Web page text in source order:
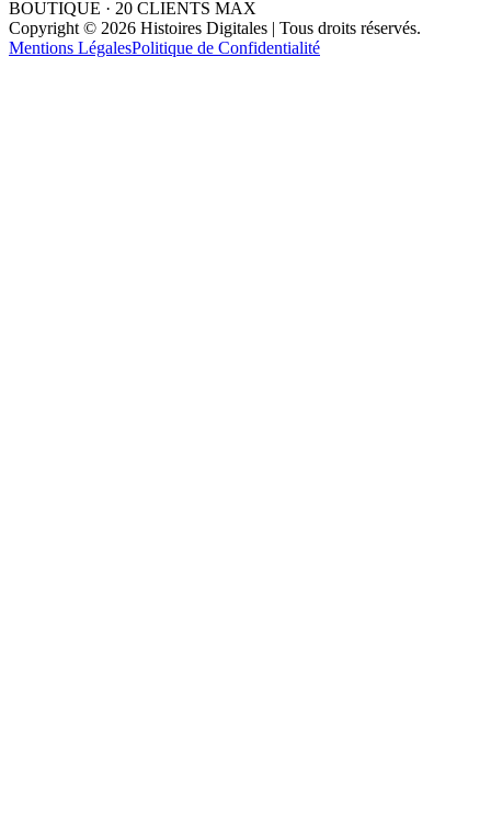
BOUTIQUE · 20 CLIENTS MAX
Copyright © 2026 Histoires Digitales | Tous droits réservés.
Mentions LégalesPolitique de Confidentialité